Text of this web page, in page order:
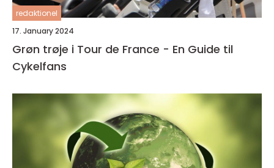
redaktionel
17. January 2024
Grøn trøje i Tour de France - En Guide til
Cykelfans